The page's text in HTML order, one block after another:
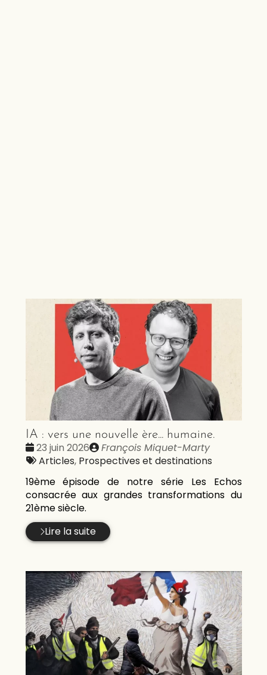
IA : vers une nouvelle ère... humaine.
Date
:
23 juin 2026
Publié
par
François Miquet-Marty
Tags
Articles, Prospectives et destinations
19ème épisode de notre série Les Echos
consacrée aux grandes transformations du
21ème siècle.
Lire la suite